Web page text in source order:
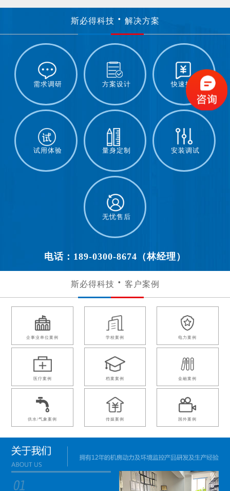
斯必得科技 解决方案
需求调研 方案设计 快速报价
试用体验 量身定制 安装调试
无忧售后
电话：189-0300-8674（林经理）
斯必得科技 客户案例
企事业单位案例 学校案例 电力案例
医疗案例 档案案例 金融案例
供水/气象案例 传媒案例 国外案例